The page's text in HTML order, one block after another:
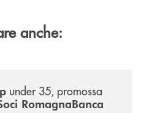
anche:
under 35, promossa
RomagnaBanca